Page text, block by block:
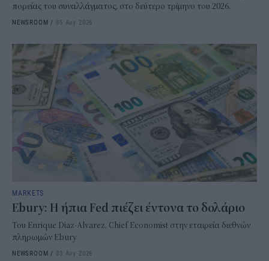
πορείας του συναλλάγματος, στο δεύτερο τρίμηνο του 2026.
NEWSROOM / 05 Αυγ 2026
MARKETS
Ebury: Η ήπια Fed πιέζει έντονα το δολάριο
Του Enrique Diaz-Alvarez, Chief Economist στην εταιρεία διεθνών
πληρωμών Ebury
NEWSROOM / 03 Αυγ 2026